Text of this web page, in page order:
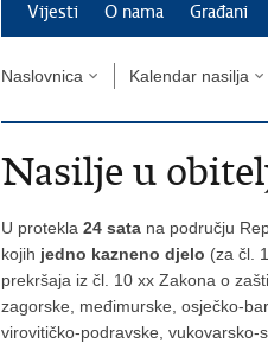
Vijesti O nama Građani
Naslovnica Kalendar nasilja
Nasilje u
U protekla 24 sata na području
kojih jedno kazneno djelo (za čl.
prekršaja iz čl. 10 xx Zakona o
zagorske, međimurske, osječko-
virovitičko-podravske, vukovarsko-